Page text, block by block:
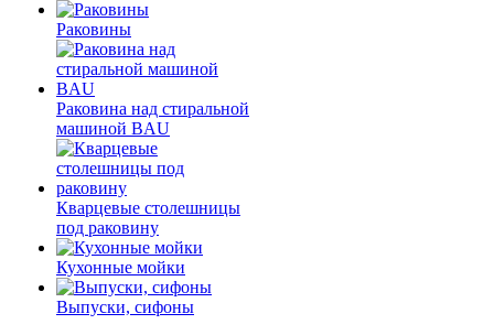
Раковины
Раковина над стиральной
машиной BAU
Кварцевые столешницы
под раковину
Кухонные мойки
Выпуски, сифоны